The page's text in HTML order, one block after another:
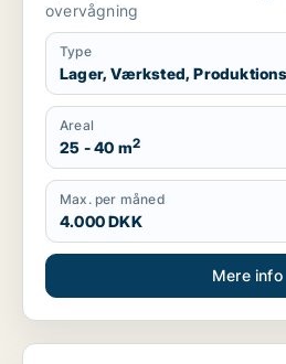
overvågning
Type
Lager, Værksted,
Areal
25 - 40 m2
Max. per måned
4.000 DKK
Mere info